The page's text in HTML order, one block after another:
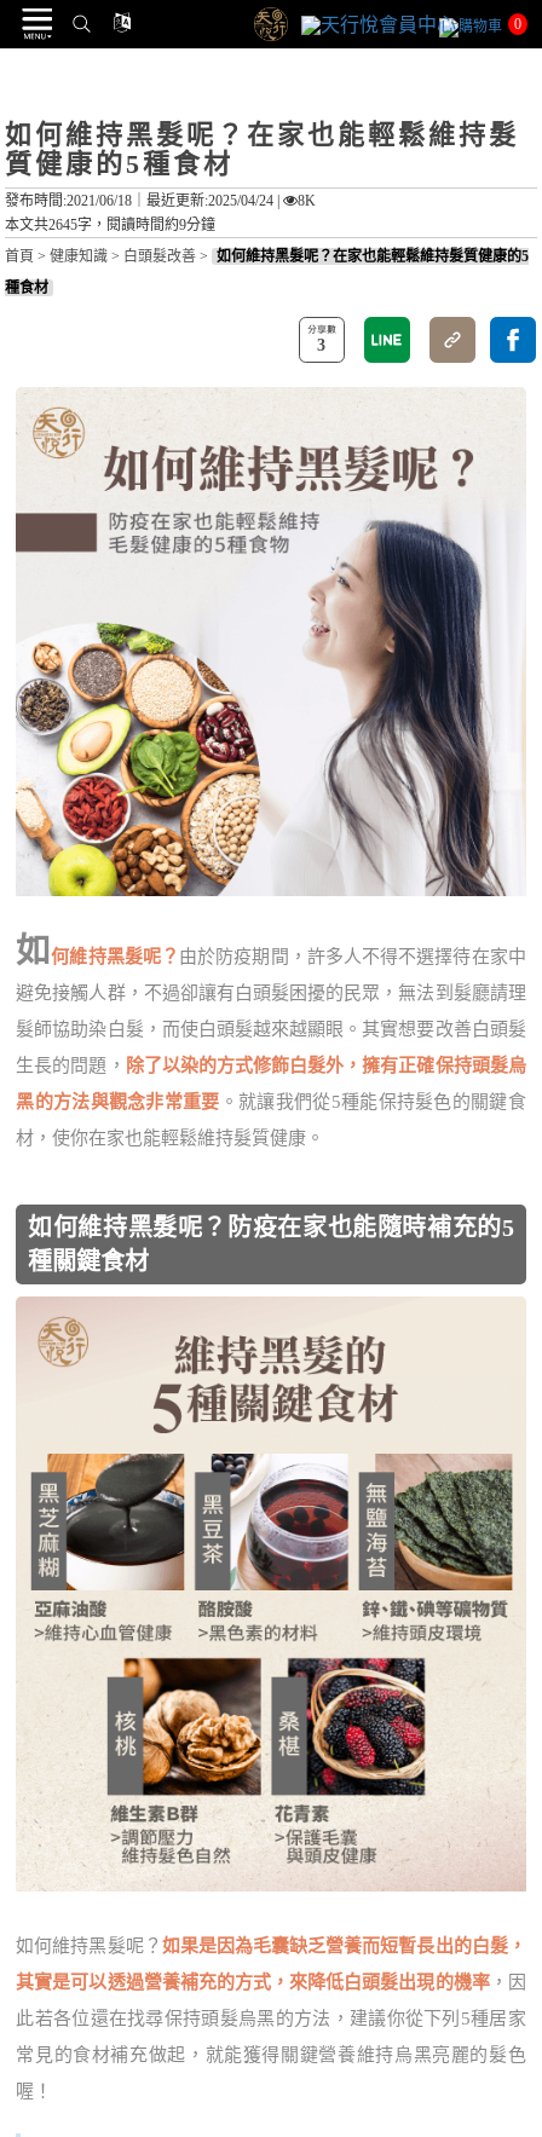
0
如何維持黑髮呢？在家也能輕鬆維持髮
質健康的5種食材
發布時間:2021/06/18｜最近更新:2025/04/24 |
8K
本文共2645字，閱讀時間約9分鐘
首頁 >健康知識 > 白頭髮改善 >
如何維持黑髮呢？在家也能輕鬆維持髮質健康的5
種食材
3
如何維持黑髮呢？ 由於防疫期間，許多人不得不選擇待在家中
避免接觸人群，不過卻讓有白頭髮困擾的民眾，無法到髮廳請理
髮師協助染白髮，而使白頭髮越來越顯眼。其實想要改善白頭髮
生長的問題， 除了以染的方式修飾白髮外，擁有正確保持頭髮烏
黑的方法與觀念非常重要 。就讓我們從5種能保持髮色的關鍵食
材，使你在家也能輕鬆維持髮質健康。
如何維持黑髮呢？防疫在家也能隨時補充的5
種關鍵食材
如何維持黑髮呢？ 如果是因為毛囊缺乏營養而短暫長出的白髮，
其實是可以透過營養補充的方式，來降低白頭髮出現的機率，因
此若各位還在找尋保持頭髮烏黑的方法，建議你從下列5種居家
常見的食材補充做起，就能獲得關鍵營養維持烏黑亮麗的髮色
喔！